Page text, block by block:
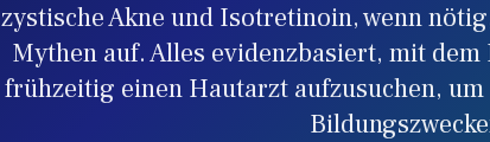
zystische Akne und Isotretinoin, wenn
Mythen auf. Alles evidenzbasiert, mit
frühzeitig einen Hautarzt aufzusuchen,